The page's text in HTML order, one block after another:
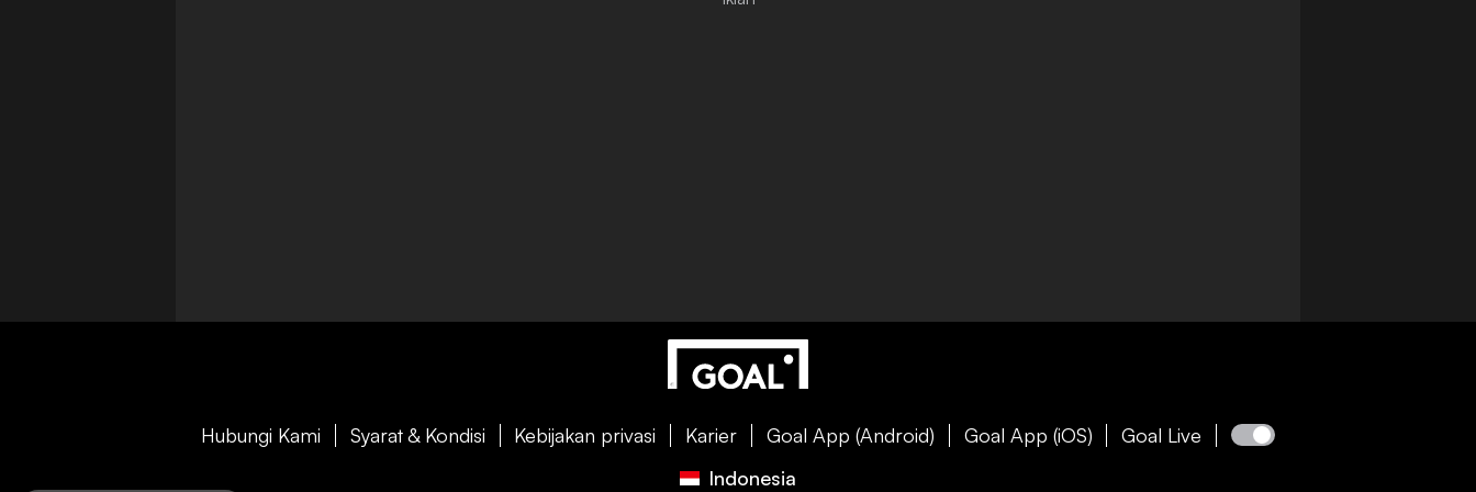
Hubungi Kami Syarat & Kondisi Kebijakan privasi Karier Goal App (Android) Goal App (iOS)
Goal Live
Indonesia